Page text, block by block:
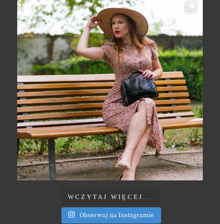
WCZYTAJ WIĘCEJ...
Obserwuj na Instagramie